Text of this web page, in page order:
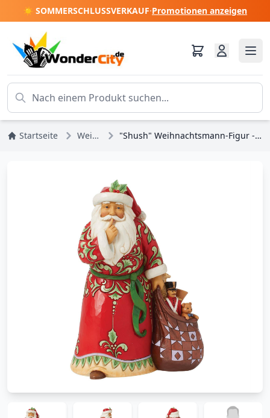
☀️ SOMMERSCHLUSSVERKAUF·Promotionen anzeigen
Startseite Weihnachten "Shush" Weihnachtsmann-Figur - JIM SHORE HEARTWOOD CREEK